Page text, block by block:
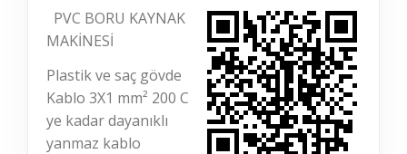
PVC BORU KAYNAK
MAKİNESİ
Plastik ve saç gövde
Kablo 3X1 mm² 200 C
ye kadar dayanıklı
yanmaz kablo